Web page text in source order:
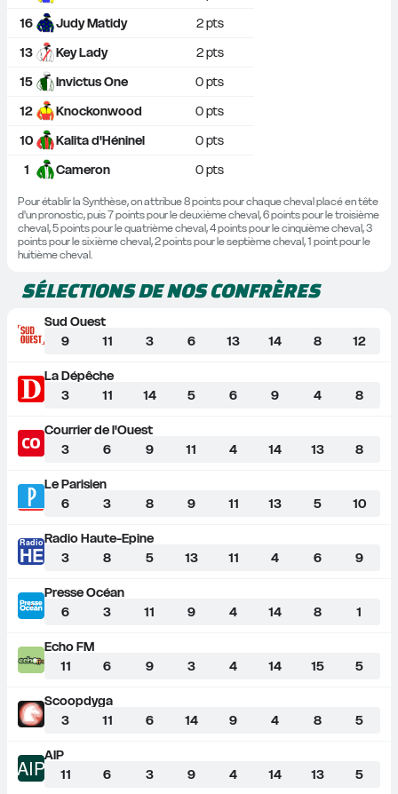
16
Judy Matidy 2 pts
13
Key Lady 2 pts
15
Invictus One 0 pts
12
Knockonwood 0 pts
10
Kalita d'Héninel 0 pts
1
Cameron 0 pts
Pour établir la Synthèse, on attribue 8 points pour chaque cheval placé en tête
d'un pronostic, puis 7 points pour le deuxième cheval, 6 points pour le troisième
cheval, 5 points pour le quatrième cheval, 4 points pour le cinquième cheval, 3
points pour le sixième cheval, 2 points pour le septième cheval, 1 point pour le
huitième cheval.
SÉLECTIONS DE NOS CONFRÈRES
Sud Ouest
9
11 3 6 13 14 8 12
La Dépêche
3
11 14 5 6 9 4 8
Courrier de l'Ouest
3
6 9 11 4 14 13 8
Le Parisien
6
3 8 9 11 13 5 10
Radio
HE
Radio Haute-Epine
3
8 5 13 11 4 6 9
Presse Océan
6
3 11 9 4 14 8 1
Echo FM
11
6 9 3 4 14 15 5
Scoopdyga
3
11 6 14 9 4 8 5
AIPAIP
11
6 3 9 4 14 13 5